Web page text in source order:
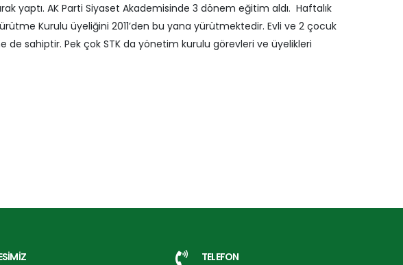
yaptı. AK Parti Siyaset Akademisinde 3 dönem eğitim aldı. Haftalık
Kurulu üyeliğini 2011’den bu yana yürütmektedir. Evli ve 2 çocuk
de sahiptir. Pek çok STK da yönetim kurulu görevleri ve üyelikleri
TELEFON